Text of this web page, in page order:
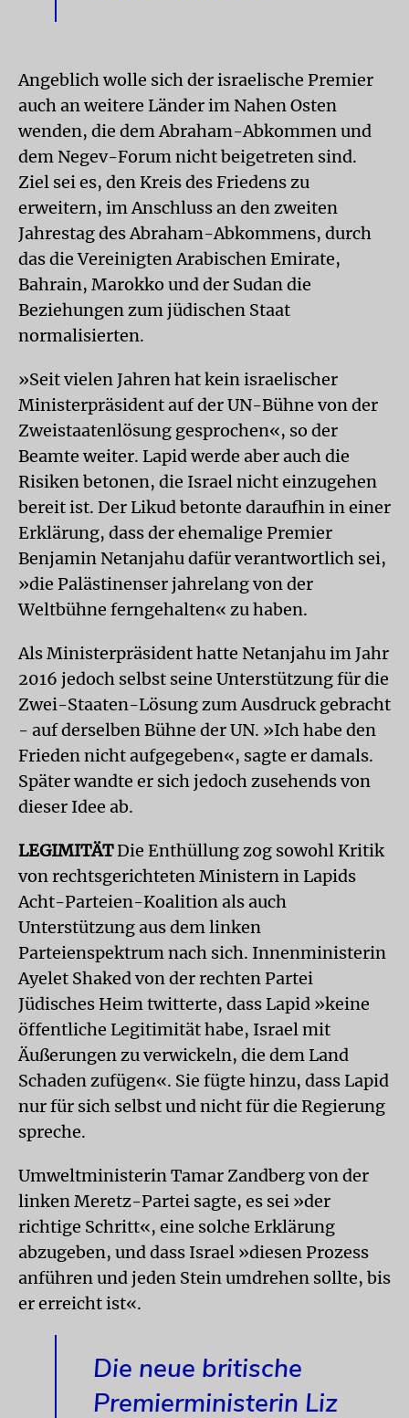
Angeblich wolle sich der israelische Premier
auch an weitere Länder im Nahen Osten
wenden, die dem Abraham-Abkommen und
dem Negev-Forum nicht beigetreten sind.
Ziel sei es, den Kreis des Friedens zu
erweitern, im Anschluss an den zweiten
Jahrestag des Abraham-Abkommens, durch
das die Vereinigten Arabischen Emirate,
Bahrain, Marokko und der Sudan die
Beziehungen zum jüdischen Staat
normalisierten.
»Seit vielen Jahren hat kein israelischer
Ministerpräsident auf der UN-Bühne von der
Zweistaatenlösung gesprochen«, so der
Beamte weiter. Lapid werde aber auch die
Risiken betonen, die Israel nicht einzugehen
bereit ist. Der Likud betonte daraufhin in einer
Erklärung, dass der ehemalige Premier
Benjamin Netanjahu dafür verantwortlich sei,
»die Palästinenser jahrelang von der
Weltbühne ferngehalten« zu haben.
Als Ministerpräsident hatte Netanjahu im Jahr
2016 jedoch selbst seine Unterstützung für die
Zwei-Staaten-Lösung zum Ausdruck gebracht
- auf derselben Bühne der UN. »Ich habe den
Frieden nicht aufgegeben«, sagte er damals.
Später wandte er sich jedoch zusehends von
dieser Idee ab.
LEGIMITÄTDie Enthüllung zog sowohl Kritik
von rechtsgerichteten Ministern in Lapids
Acht-Parteien-Koalition als auch
Unterstützung aus dem linken
Parteienspektrum nach sich. Innenministerin
Ayelet Shaked von der rechten Partei
Jüdisches Heim twitterte, dass Lapid »keine
öffentliche Legitimität habe, Israel mit
Äußerungen zu verwickeln, die dem Land
Schaden zufügen«. Sie fügte hinzu, dass Lapid
nur für sich selbst und nicht für die Regierung
spreche.
Umweltministerin Tamar Zandberg von der
linken Meretz-Partei sagte, es sei »der
richtige Schritt«, eine solche Erklärung
abzugeben, und dass Israel »diesen Prozess
anführen und jeden Stein umdrehen sollte, bis
er erreicht ist«.
Die neue britische
Premierministerin Liz